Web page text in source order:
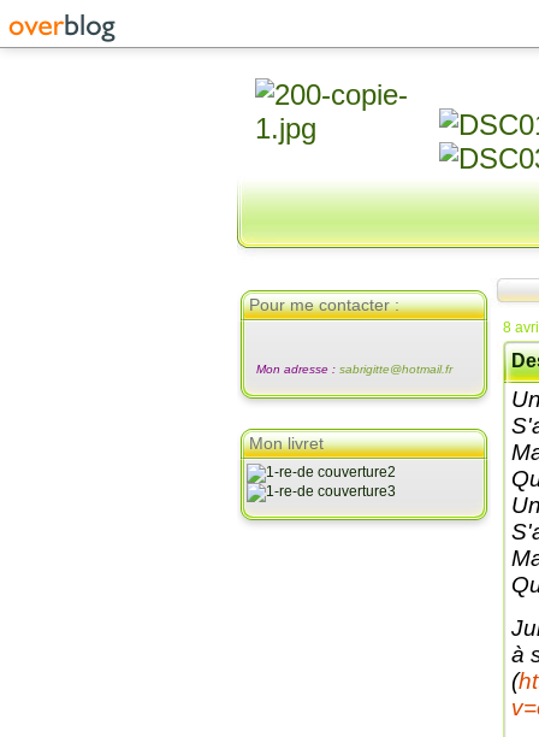
Pour me contacter :
Mon adresse : sabrigitte@hotmail.fr
Mon livret
8
à
(